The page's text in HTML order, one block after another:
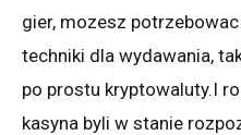
gier, mozesz
techniki dla wydawania,
po prostu kryptowaluty.I
kasyna byli w stanie